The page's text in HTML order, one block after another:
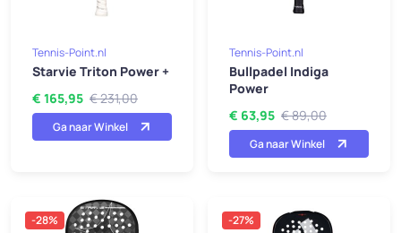
Tennis-Point.nl
Starvie Triton Power +
€ 165,95 € 231,00
Ga naar Winkel
Tennis-Point.nl
Bullpadel Indiga
Power
€ 63,95 € 89,00
Ga naar Winkel
-28% -27%